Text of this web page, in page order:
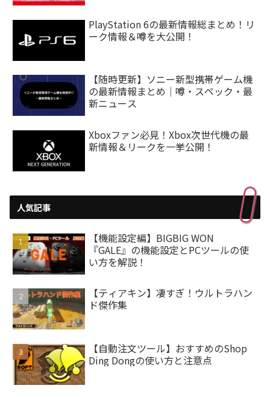
PlayStation 6の最新情報総まとめ！リ
ーク情報＆噂を大公開！
【随時更新】ソニー新型携帯ゲーム機
の最新情報まとめ｜噂・スペック・最
新ニュース
Xboxファン必見！Xbox次世代機の最
新情報＆リークを一挙公開！
人気記事
【機能設定編】BIGBIG WON
『GALE』の機能設定とPCツールの使
い方を解説！
【ティアキン】凄すぎ！ウルトラハン
ド傑作集
【自動注文ツール】おすすめのShop
Ding Dongの使い方と注意点